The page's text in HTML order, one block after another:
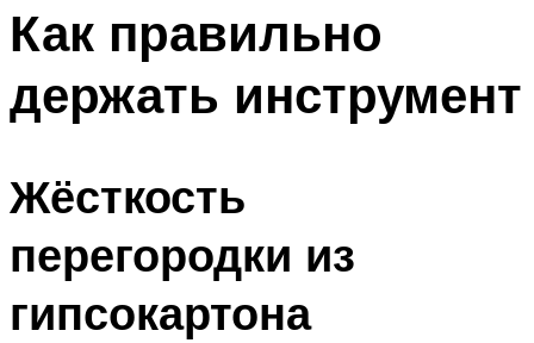
Как правильно
держать инструмент
Жёсткость
перегородки из
гипсокартона